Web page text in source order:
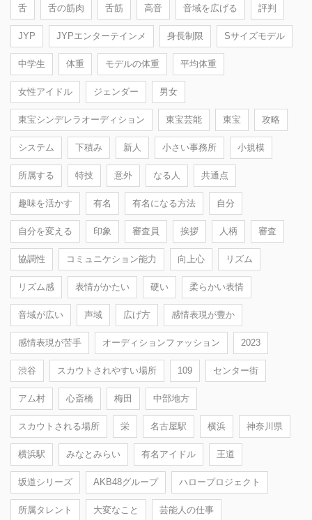
舌 舌の筋肉 舌筋 高音 音域を広げる 評判
JYP JYPエンターテインメ 身長制限 Sサイズモデル
中学生 体重 モデルの体重 平均体重
女性アイドル ジェンダー 男女
東宝シンデレラオーディション 東宝芸能 東宝 攻略
システム 下積み 新人 小さい事務所 小規模
所属する 特技 意外 なる人 共通点
趣味を活かす 有名 有名になる方法 自分
自分を変える 印象 審査員 挨拶 人柄 審査
協調性 コミュニケション能力 向上心 リズム
リズム感 表情がかたい 硬い 柔らかい表情
音域が広い 声域 広げ方 感情表現が豊か
感情表現が苦手 オーディションファッション 2023
渋谷 スカウトされやすい場所 109 センター街
アム村 心斎橋 梅田 中部地方
スカウトされる場所 栄 名古屋駅 横浜 神奈川県
横浜駅 みなとみらい 有名アイドル 王道
坂道シリーズ AKB48グループ ハロープロジェクト
所属タレント 大変なこと 芸能人の仕事